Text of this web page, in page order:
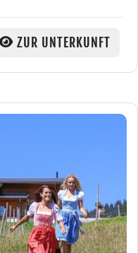
ZUR UNTERKUNFT